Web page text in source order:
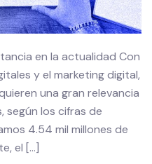
en la actualidad Con
y el marketing digital,
una gran relevancia
según los cifras de
4.54 mil millones de
el […]